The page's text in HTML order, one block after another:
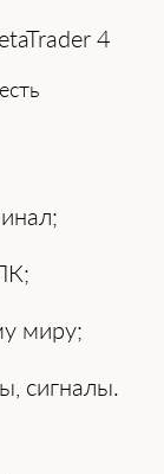
4
миру;
сигналы.